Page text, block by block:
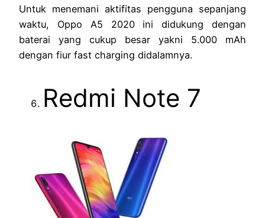
Untuk menemani aktifitas pengguna sepanjang
waktu, Oppo A5 2020 ini didukung dengan
baterai yang cukup besar yakni 5.000 mAh
dengan fiur fast charging didalamnya.
Redmi Note 7